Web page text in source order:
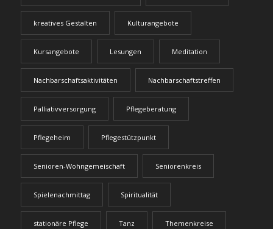
kreatives Gestalten Kulturangebote
Kursangebote Lesungen Meditation
Nachbarschaftsaktivitäten Nachbarschaftstreffen
Palliativversorgung Pflegeberatung
Pflegeheim Pflegestützpunkt
Senioren-Wohngemeischaft Seniorenkreis
Spielenachmittag Spiritualität
stationäre Pflege Tanz Themenkreise